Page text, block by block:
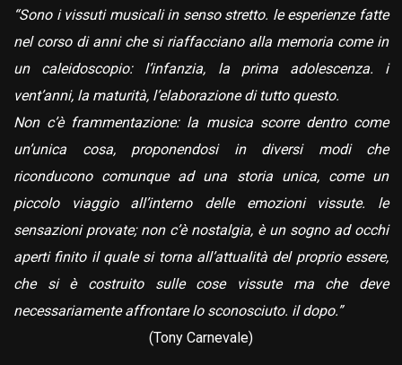
“Sono i vissuti musicali in senso stretto. le esperienze fatte
nel corso di anni che si riaffacciano alla memoria come in
un caleidoscopio: l’infanzia, la prima adolescenza. i
vent’anni, la maturità, l’elaborazione di tutto questo.
Non c’è frammentazione: la musica scorre dentro come
un’unica cosa, proponendosi in diversi modi che
riconducono comunque ad una storia unica, come un
piccolo viaggio all’interno delle emozioni vissute. le
sensazioni provate; non c’è nostalgia, è un sogno ad occhi
aperti finito il quale si torna all’attualità del proprio essere,
che si è costruito sulle cose vissute ma che deve
necessariamente affrontare lo sconosciuto. il dopo.”
(Tony Carnevale)